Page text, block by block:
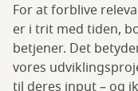
For at forblive
er i trit med tiden,
betjener. Det
vores
til deres input – og